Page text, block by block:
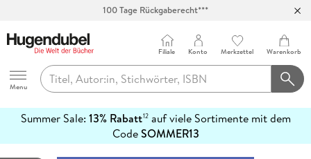
100 Tage Rückgaberecht***
Hugendubel
Menu
Filiale Konto Merkzettel Warenkorb
Summer Sale: 13% Rabatt12auf viele Sortimente mit dem
CodeSOMMER13
erfahren